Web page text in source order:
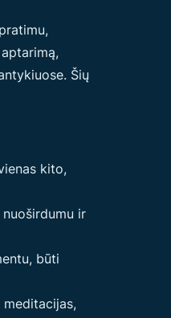
Šių
kito,
ir
būti
meditacijas,